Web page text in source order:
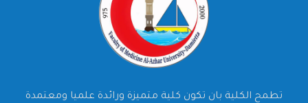
تطمح الكلية بان تكون كلية متميزة ورائدة علميا ومعتمدة